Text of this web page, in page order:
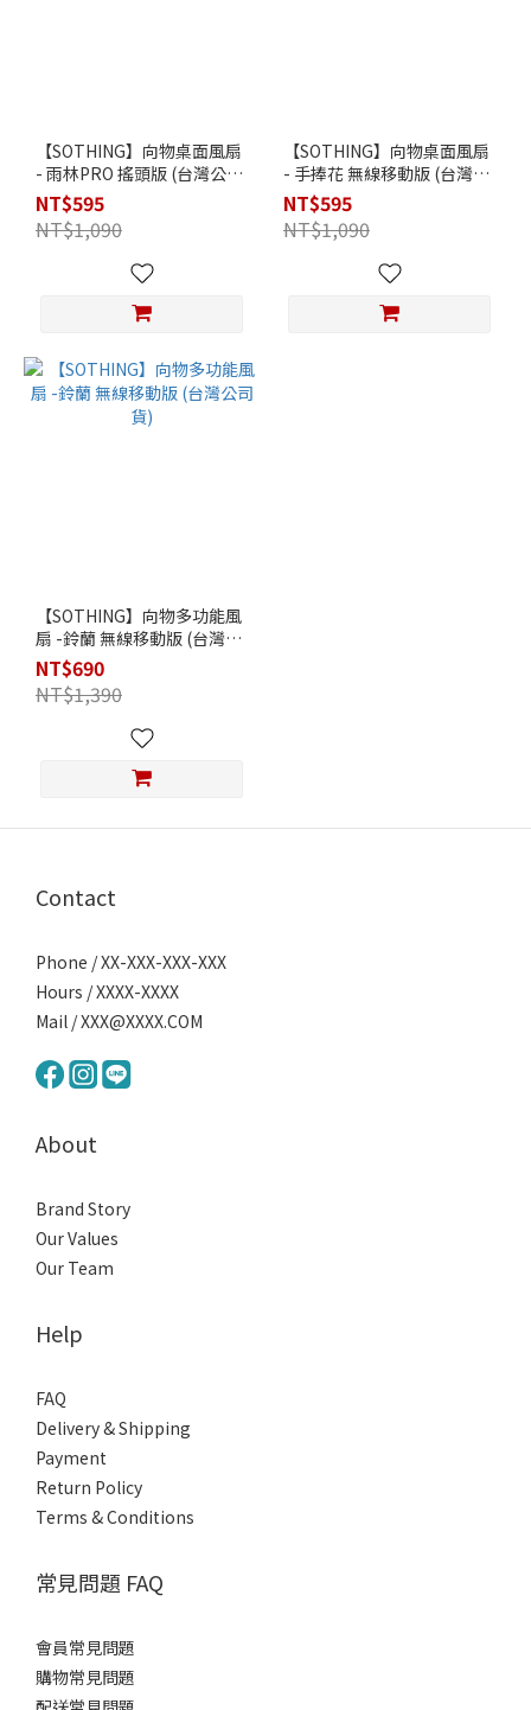
【SOTHING】向物桌面風扇
- 雨林PRO 搖頭版 (台灣公司
貨)
NT$595
NT$1,090
【SOTHING】向物桌面風扇
- 手捧花 無線移動版 (台灣公
司貨)
NT$595
NT$1,090
【SOTHING】向物多功能風
扇 -鈴蘭 無線移動版 (台灣公
司貨)
NT$690
NT$1,390
Contact
Phone / XX-XXX-XXX-XXX
Hours / XXXX-XXXX
Mail / XXX@XXXX.COM
About
Brand Story
Our Values
Our Team
Help
FAQ
Delivery & Shipping
Payment
Return Policy
Terms & Conditions
常見問題 FAQ
會員常見問題
購物常見問題